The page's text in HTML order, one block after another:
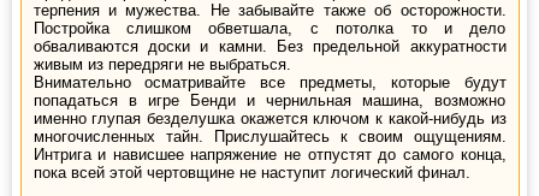
терпения и мужества. Не забывайте также об осторожности.
Постройка слишком обветшала, с потолка то и дело
обваливаются доски и камни. Без предельной аккуратности
живым из передряги не выбраться.
Внимательно осматривайте все предметы, которые будут
попадаться в игре Бенди и чернильная машина, возможно
именно глупая безделушка окажется ключом к какой-нибудь из
многочисленных тайн. Прислушайтесь к своим ощущениям.
Интрига и нависшее напряжение не отпустят до самого конца,
пока всей этой чертовщине не наступит логический финал.